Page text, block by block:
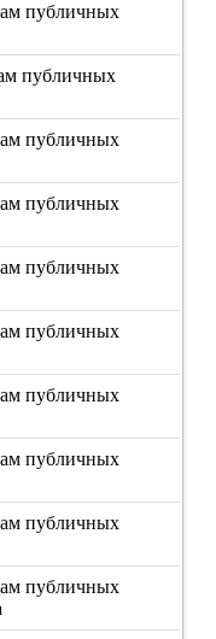
публичных
публичных
публичных
публичных
публичных
публичных
публичных
публичных
публичных
публичных